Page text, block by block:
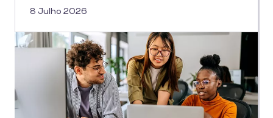
8 Julho 2026